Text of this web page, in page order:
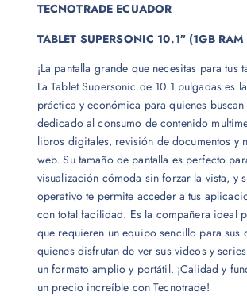
TECNOTRADE ECUADOR
TABLET SUPERSONIC 10.1″ (1GB
¡La pantalla grande que necesitas para tus
La Tablet Supersonic de 10.1 pulgadas es
práctica y económica para quienes
dedicado al consumo de contenido
libros digitales, revisión de documentos y
web. Su tamaño de pantalla es perfecto
visualización cómoda sin forzar la vista, y
operativo te permite acceder a tus
con total facilidad. Es la compañera ideal
que requieren un equipo sencillo para sus
quienes disfrutan de ver sus videos y
un formato amplio y portátil. ¡Calidad y
un precio increíble con Tecnotrade!